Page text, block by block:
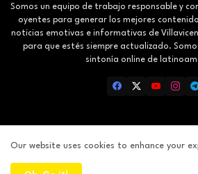
Somos un equipo de trabajo responsable y
oyentes para generar los mejores
noticias emotivas e informativas de
para que estés siempre actualizado.
sintonía online de
Inicio About Contact us
Our website uses cookies to enhance your